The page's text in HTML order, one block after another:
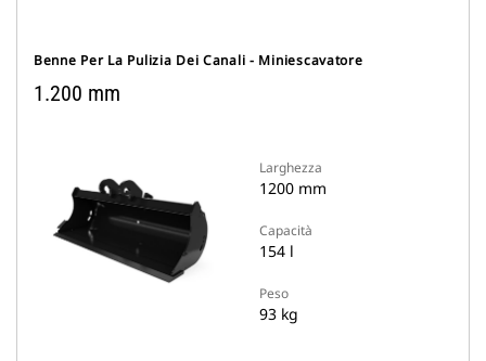
Benne Per La Pulizia Dei Canali - Miniescavatore
1.200 mm
Larghezza
1200 mm
Capacità
154 l
Peso
93 kg